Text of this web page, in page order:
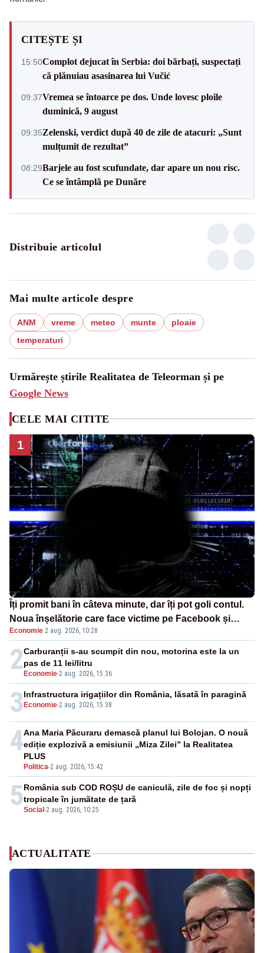
CITEȘTE ȘI
15:50Complot dejucat în Serbia: doi bărbați, suspectați
că plănuiau asasinarea lui Vučić
09:37Vremea se întoarce pe dos. Unde lovesc ploile
duminică, 9 august
09:35Zelenski, verdict după 40 de zile de atacuri: „Sunt
mulțumit de rezultat”
08:29Barjele au fost scufundate, dar apare un nou risc.
Ce se întâmplă pe Dunăre
Distribuie articolul
Mai multe articole despre
ANM vreme meteo munte
ploaie
temperaturi
Urmărește știrile Realitatea de Teleorman și pe
Google News
CELE MAI CITITE
1
Îți promit bani în câteva minute, dar îți pot goli contul.
Noua înșelătorie care face victime pe Facebook și
WhatsApp
Economie·2 aug. 2026, 10:28
2 Economie-2 aug. 2026, 15:36
Carburanții s-au scumpit din nou, motorina este la un
pas de 11 lei/litru
3 Economie-2 aug. 2026, 15:38
Infrastructura irigațiilor din România, lăsată în paragină
4
Politica-2 aug. 2026, 15:42
Ana Maria Păcuraru demască planul lui Bolojan. O nouă
ediție explozivă a emisiunii „Miza Zilei” la Realitatea
PLUS
5Social -2 aug. 2026, 10:25
România sub COD ROȘU de caniculă, zile de foc și nopți
tropicale în jumătate de țară
ACTUALITATE